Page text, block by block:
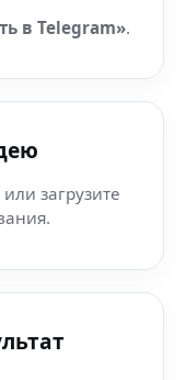
в Telegram».
загрузите